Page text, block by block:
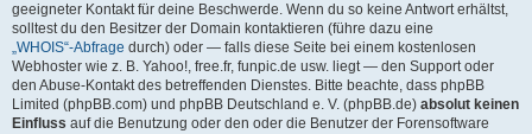
geeigneter Kontakt für deine Beschwerde. Wenn du so keine Antwort erhältst,
solltest du den Besitzer der Domain kontaktieren (führe dazu eine
„WHOIS“-Abfrage durch) oder — falls diese Seite bei einem kostenlosen
Webhoster wie z. B. Yahoo!, free.fr, funpic.de usw. liegt — den Support oder
den Abuse-Kontakt des betreffenden Dienstes. Bitte beachte, dass phpBB
Limited (phpBB.com) und phpBB Deutschland e. V. (phpBB.de) absolut keinen
Einfluss auf die Benutzung oder den oder die Benutzer der Forensoftware